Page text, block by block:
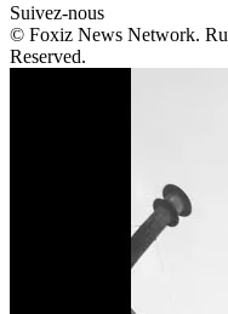
Suivez-nous
© Foxiz News Network.
Reserved.